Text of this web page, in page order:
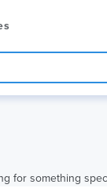
for something